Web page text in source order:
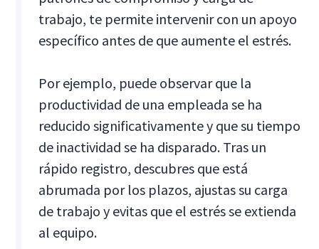
trabajo, te permite intervenir con un apoyo
específico antes de que aumente el estrés.
Por ejemplo, puede observar que la
productividad de una empleada se ha
reducido significativamente y que su tiempo
de inactividad se ha disparado. Tras un
rápido registro, descubres que está
abrumada por los plazos, ajustas su carga
de trabajo y evitas que el estrés se extienda
al equipo.